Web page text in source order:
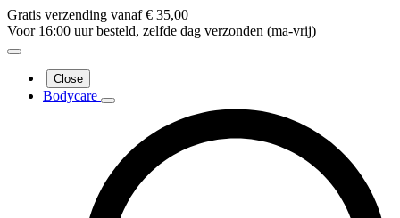
Gratis verzending vanaf € 35,00
Voor 16:00 uur besteld, zelfde dag verzonden (ma-vrij)
Close
Bodycare